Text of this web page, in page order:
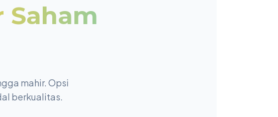
Saham
mahir. Opsi
berkualitas.